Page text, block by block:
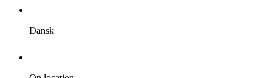
Dansk